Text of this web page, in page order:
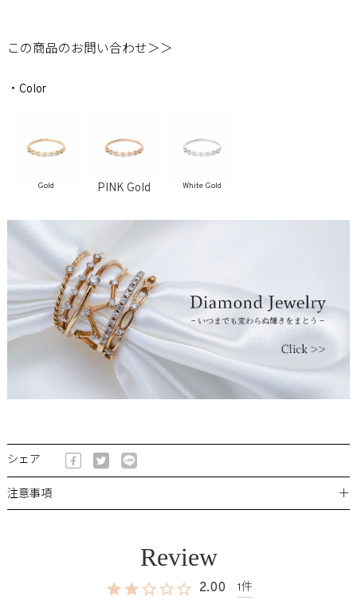
この商品のお問い合わせ＞＞
・Color
Gold PINK Gold White Gold
シェア
注意事項 ＋
2.00 1